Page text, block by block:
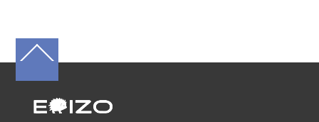
Back